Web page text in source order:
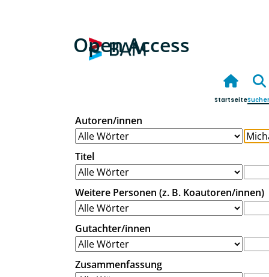
Open Access
Startseite
Autoren/innen
Titel
Weitere Personen (z. B. Koautoren/innen)
Gutachter/innen
Zusammenfassung